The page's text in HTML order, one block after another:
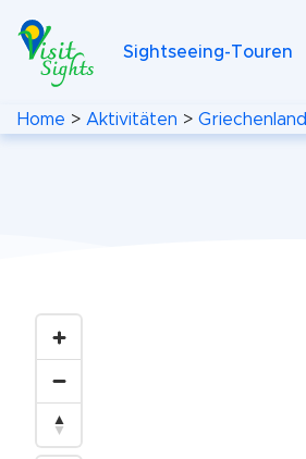
Sightseeing-Touren
Home > Aktivitäten > Griechenland